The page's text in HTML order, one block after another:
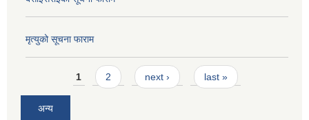
मृत्युको सूचना फाराम
Pages1 2 next › last »
अन्य